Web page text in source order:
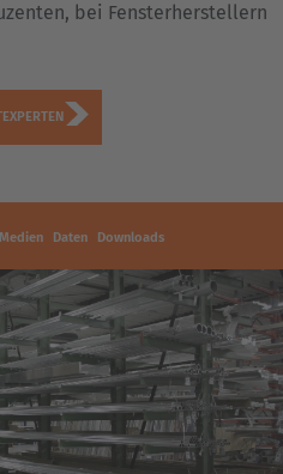
bei Fensterherstellern
Medien Daten Downloads